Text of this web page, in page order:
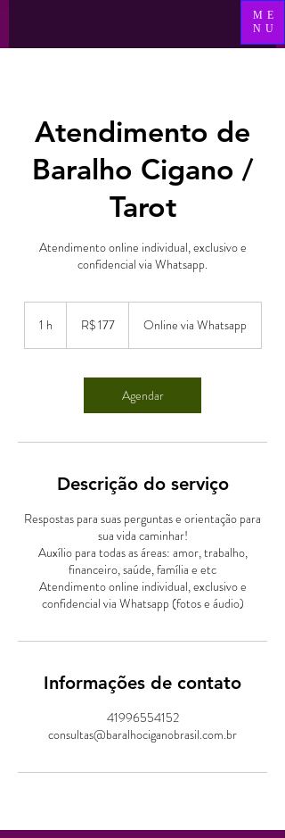
ME
NU
Atendimento de
Baralho Cigano /
Tarot
Atendimento online individual, exclusivo e
confidencial via Whatsapp.
1 h
brasileiros
R$ 177 Online via Whatsapp
Agendar
Descrição do serviço
Respostas para suas perguntas e orientação para
sua vida caminhar!
Auxílio para todas as áreas: amor, trabalho,
financeiro, saúde, família e etc
Atendimento online individual, exclusivo e
confidencial via Whatsapp (fotos e áudio)
Informações de contato
41996554152
consultas@baralhociganobrasil.com.br